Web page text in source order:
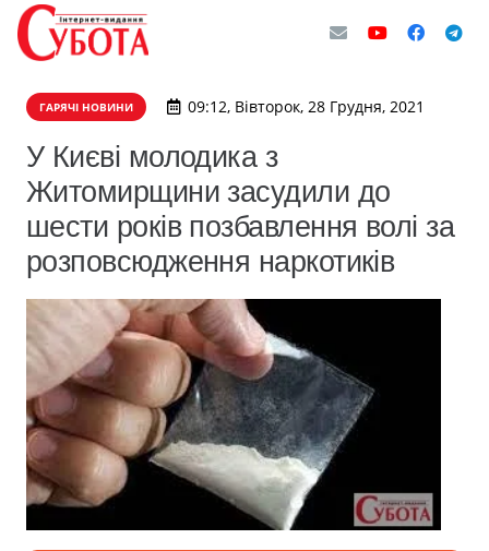
ГАРЯЧІ НОВИНИ 09:12, Вівторок, 28 Грудня, 2021
У Києві молодика з
Житомирщини засудили до
шести років позбавлення волі за
розповсюдження наркотиків